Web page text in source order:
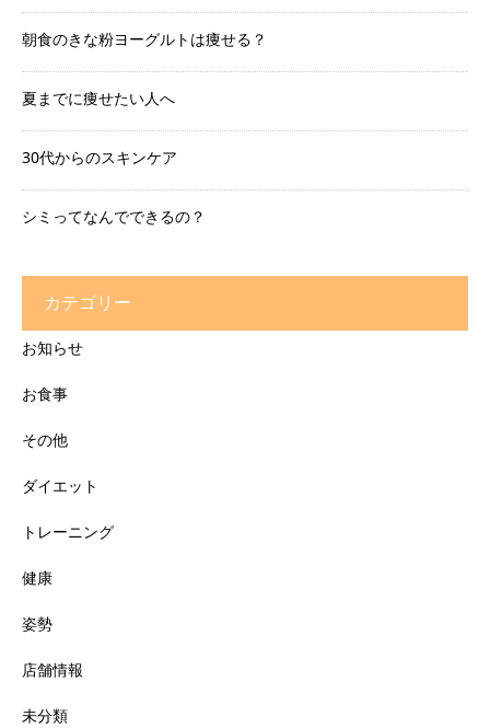
朝食のきな粉ヨーグルトは痩せる？
夏までに痩せたい人へ
30代からのスキンケア
シミってなんでできるの？
カテゴリー
お知らせ
お食事
その他
ダイエット
トレーニング
健康
姿勢
店舗情報
未分類